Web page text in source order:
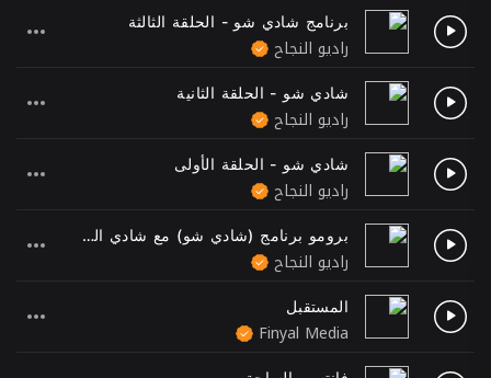
برنامج شادي شو - الحلقة الثالثة
راديو النجاح
شادي شو - الحلقة الثانية
راديو النجاح
شادي شو - الحلقة الأولى
راديو النجاح
برومو برنامج (شادي شو) مع شادي السعدي
راديو النجاح
المستقبل
Finyal Media